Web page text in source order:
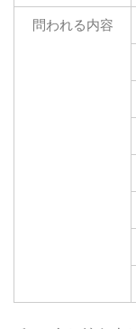
問われる内容